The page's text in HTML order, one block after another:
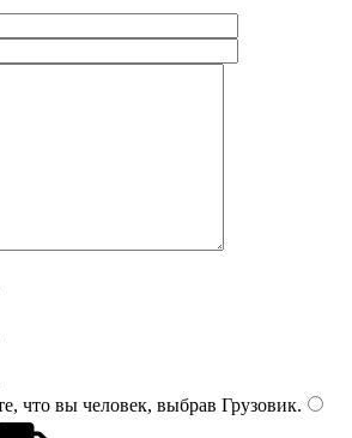
что вы человек, выбрав Грузовик.